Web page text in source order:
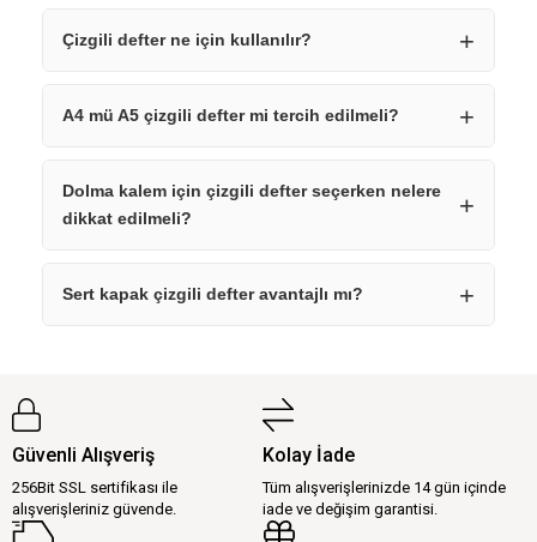
Çizgili defter ne için kullanılır?
A4 mü A5 çizgili defter mi tercih edilmeli?
Dolma kalem için çizgili defter seçerken nelere
dikkat edilmeli?
Sert kapak çizgili defter avantajlı mı?
Güvenli Alışveriş
256Bit SSL sertifikası ile
alışverişleriniz güvende.
Kolay İade
Tüm alışverişlerinizde 14 gün içinde
iade ve değişim garantisi.